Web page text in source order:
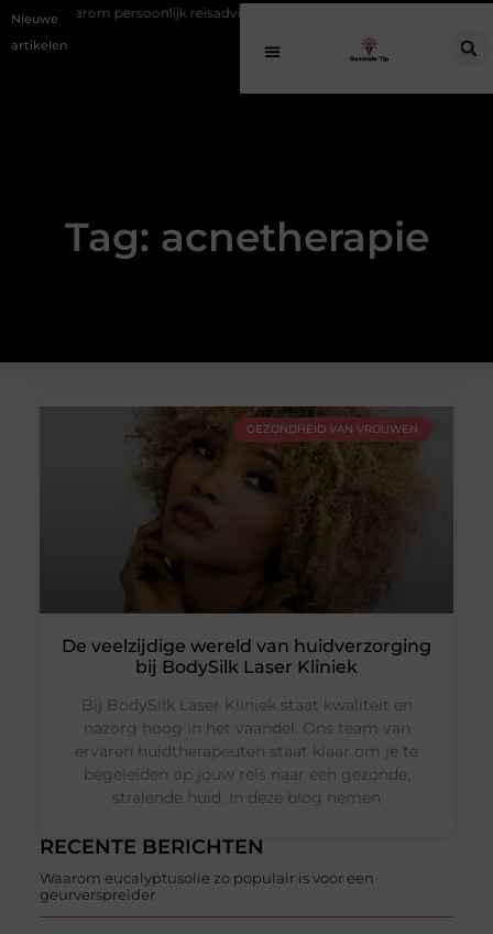
Nieuwe
artikelen
Waarom persoonlijk reisadvies bij gezinsreizen vaak te laat komt
Tag: acnetherapie
RECENTE BERICHTEN
Waarom eucalyptusolie zo populair is voor een
geurverspreider
GEZONDHEID VAN VROUWEN
De veelzijdige wereld van huidverzorging
bij BodySilk Laser Kliniek
Bij BodySilk Laser Kliniek staat kwaliteit en
nazorg hoog in het vaandel. Ons team van
ervaren huidtherapeuten staat klaar om je te
begeleiden op jouw reis naar een gezonde,
stralende huid. In deze blog nemen